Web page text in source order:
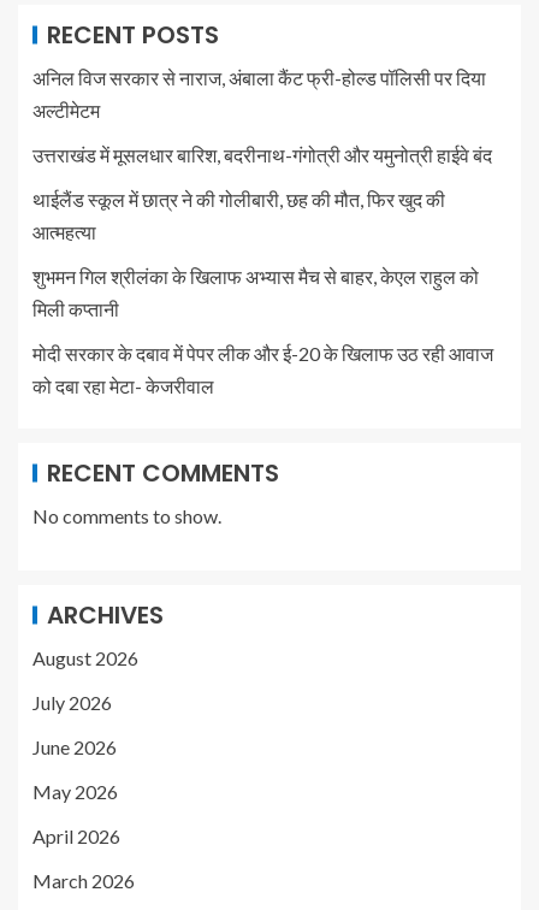
RECENT POSTS
अनिल विज सरकार से नाराज, अंबाला कैंट फ्री-होल्ड पॉलिसी पर दिया
अल्टीमेटम
उत्तराखंड में मूसलधार बारिश, बदरीनाथ-गंगोत्री और यमुनोत्री हाईवे बंद
थाईलैंड स्कूल में छात्र ने की गोलीबारी, छह की मौत, फिर खुद की
आत्महत्या
शुभमन गिल श्रीलंका के खिलाफ अभ्यास मैच से बाहर, केएल राहुल को
मिली कप्तानी
मोदी सरकार के दबाव में पेपर लीक और ई-20 के खिलाफ उठ रही आवाज
को दबा रहा मेटा- केजरीवाल
RECENT COMMENTS
No comments to show.
ARCHIVES
August 2026
July 2026
June 2026
May 2026
April 2026
March 2026